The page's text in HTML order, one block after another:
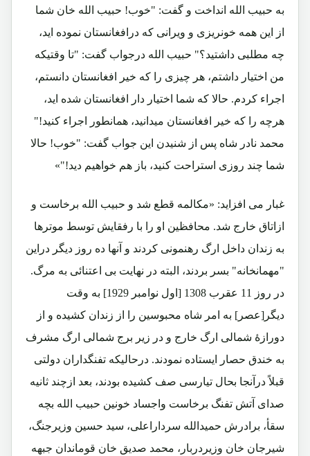
به حبیب الله انداخت و گفت: "خوب! حبیب الله خان شما
از این همه خونریزی و ویرانی که درافغانستان نموده اید،
چه مطلبی داشتید؟" حبیب الله درجواب گفت: "تا وقتیکه
من اختیار داشتم، هر چیزی را که خیر افغانستان دانستم،
اجراء کردم. حالا که شما اختیار دار افغانستان شده اید،
هرچه را که خیر افغانستان میدانید، همانطور اجراء کنید!"
محمد نادر شاه پس از شنیدن این جواب گفت: "خوب! حالا
شما چند روزی استراحت کنید، باز هم خواهیم دید!"»
غبار می افزاید: «مکالمه قطع شد و حبیب الله برخاست و
ازاتاق خارج شد. محافظین او را با رفقایش توسط موترها
به زندان داخل ارگ رهنمونی کردند و آنها ده روز دیگر دراین
"مهمانخانه" بسر بردند، البته در نهایت بی اعتنائی به مرگ.
در روز 11 عقرب 1308 [اول نوامبر 1929] به وقت
دیگر[عصر] به امر شاه محبوسین را از زندان کشیده و از
دورازۀ شمالی ارگ خارج و در زیر برج شمالی ارگ مشرف
به خندق حصار ایستاده نمودند. درحالیکه تفنگداران دولتی
قبلاً درآنجا بحال تیارسی صف کشیده بودند، بعد ازچند ثانیه
صدای آتش تفنگ برخاست واجساد خونین حبیب الله بچه
سقأ، برادرش حمیدالله سرداراعلی، سید حسین وزیرجنگ،
شیرجان خان وزیردربار، محمد صدیق خان قوماندان جبهه